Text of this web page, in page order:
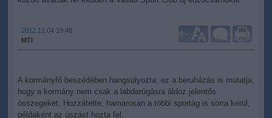
2012.12.04 19:46
MTI
+-
A kormányfő beszédében hangsúlyozta: ez a beruházás is mutatja,
hogy a kormány nem csak a labdarúgásra áldoz jelentős
összegeket. Hozzátette, hamarosan a többi sportág is sorra kerül,
példaként az úszást hozta fel.